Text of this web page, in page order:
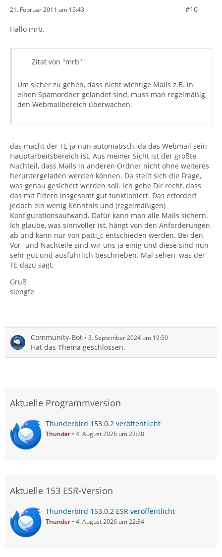
21. Februar 2011 um 15:43 #10
Hallo mrb,
Zitat von "mrb"
Um sicher zu gehen, dass nicht wichtige Mails z.B. in
einen Spamordner gelandet sind, muss man regelmäßig
den Webmailbereich überwachen.
das macht der TE ja nun automatisch, da das Webmail sein
Hauptarbeitsbereich ist. Aus meiner Sicht ist der größte
Nachteil, dass Mails in anderen Ordner nicht ohne weiteres
heruntergeladen werden können. Da stellt sich die Frage,
was genau gesichert werden soll. Ich gebe Dir recht, dass
das mit Filtern insgesamt gut funktioniert. Das erfordert
jedoch ein wenig Kenntnis und (regelmäßigen)
Konfigurationsaufwand. Dafür kann man alle Mails sichern.
Ich glaube, was sinnvoller ist, hängt von den Anforderungen
ab und kann nur von patti_c entschieden werden. Bei den
Vor- und Nachteile sind wir uns ja einig und diese sind nun
sehr gut und ausführlich beschrieben. Mal sehen, was der
TE dazu sagt.
Gruß
slengfe
Community-Bot 3. September 2024 um 19:50
Hat das Thema geschlossen.
Aktuelle Programmversion
Thunderbird 153.0.2 veröffentlicht
Thunder 4. August 2026 um 22:28
Aktuelle 153 ESR-Version
Thunderbird 153.0.2 ESR veröffentlicht
Thunder 4. August 2026 um 22:34